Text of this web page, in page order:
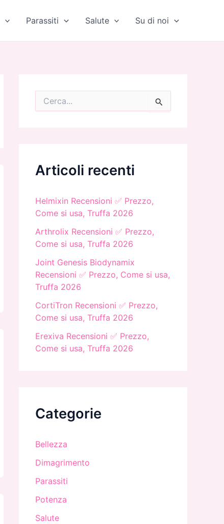
Parassiti Salute Su di noi
Articoli recenti
Helmixin Recensioni ✅ Prezzo,
Come si usa, Truffa 2026
Arthrolix Recensioni ✅ Prezzo,
Come si usa, Truffa 2026
Joint Genesis Biodynamix
Recensioni ✅ Prezzo, Come si usa,
Truffa 2026
CortiTron Recensioni ✅ Prezzo,
Come si usa, Truffa 2026
Erexiva Recensioni ✅ Prezzo,
Come si usa, Truffa 2026
Categorie
Bellezza
Dimagrimento
Parassiti
Potenza
Salute